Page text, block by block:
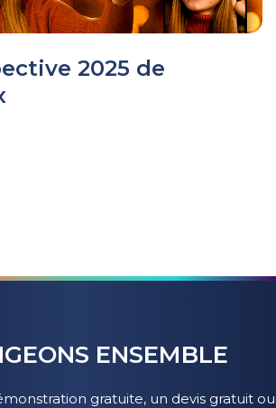
2025 de
ENSEMBLE
gratuite, un devis gratuit ou